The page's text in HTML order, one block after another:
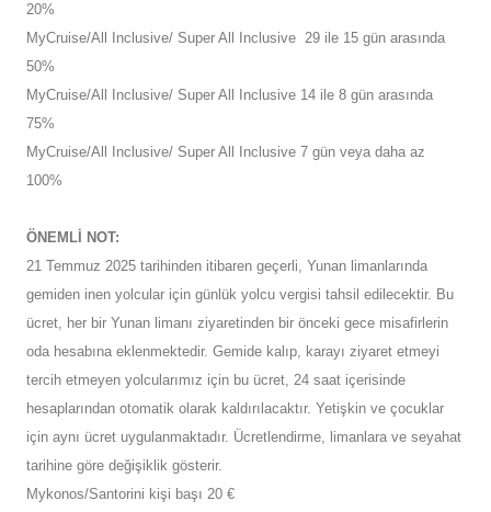
20%
MyCruise/All Inclusive/ Super All Inclusive 29 ile 15 gün arasında
50%
MyCruise/All Inclusive/ Super All Inclusive 14 ile 8 gün arasında
75%
MyCruise/All Inclusive/ Super All Inclusive 7 gün veya daha az
100%
ÖNEMLİ NOT:
21 Temmuz 2025 tarihinden itibaren geçerli, Yunan limanlarında
gemiden inen yolcular için günlük yolcu vergisi tahsil edilecektir. Bu
ücret, her bir Yunan limanı ziyaretinden bir önceki gece misafirlerin
oda hesabına eklenmektedir. Gemide kalıp, karayı ziyaret etmeyi
tercih etmeyen yolcularımız için bu ücret, 24 saat içerisinde
hesaplarından otomatik olarak kaldırılacaktır. Yetişkin ve çocuklar
için aynı ücret uygulanmaktadır. Ücretlendirme, limanlara ve seyahat
tarihine göre değişiklik gösterir.
Mykonos/Santorini kişi başı 20 €